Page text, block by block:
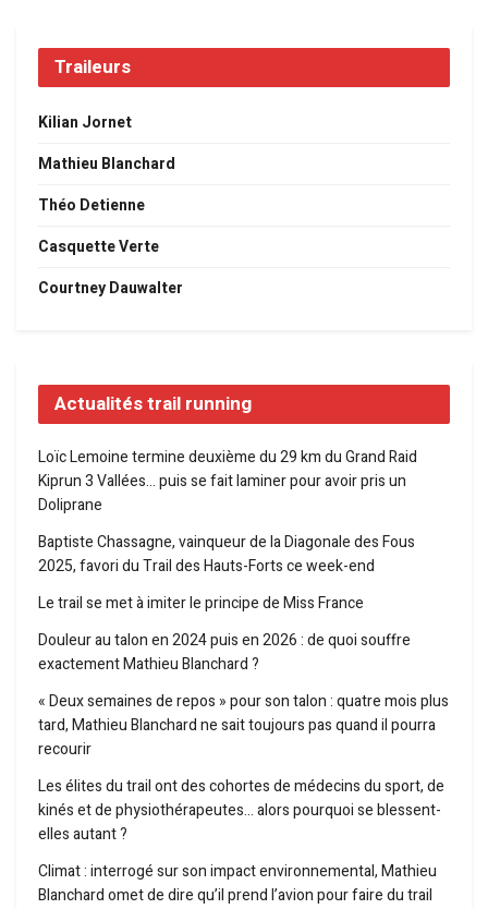
Traileurs
Kilian Jornet
Mathieu Blanchard
Théo Detienne
Casquette Verte
Courtney Dauwalter
Actualités trail running
Loïc Lemoine termine deuxième du 29 km du Grand Raid
Kiprun 3 Vallées… puis se fait laminer pour avoir pris un
Doliprane
Baptiste Chassagne, vainqueur de la Diagonale des Fous
2025, favori du Trail des Hauts-Forts ce week-end
Le trail se met à imiter le principe de Miss France
Douleur au talon en 2024 puis en 2026 : de quoi souffre
exactement Mathieu Blanchard ?
« Deux semaines de repos » pour son talon : quatre mois plus
tard, Mathieu Blanchard ne sait toujours pas quand il pourra
recourir
Les élites du trail ont des cohortes de médecins du sport, de
kinés et de physiothérapeutes… alors pourquoi se blessent-
elles autant ?
Climat : interrogé sur son impact environnemental, Mathieu
Blanchard omet de dire qu’il prend l’avion pour faire du trail